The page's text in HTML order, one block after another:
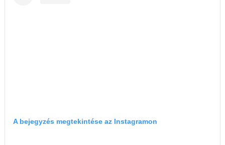
A bejegyzés megtekintése az Instagramon